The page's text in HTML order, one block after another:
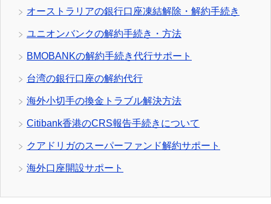
オーストラリアの銀行口座凍結解除・解約手続き
ユニオンバンクの解約手続き・方法
BMOBANKの解約手続き代行サポート
台湾の銀行口座の解約代行
海外小切手の換金トラブル解決方法
Citibank香港のCRS報告手続きについて
クアドリガのスーパーファンド解約サポート
海外口座開設サポート